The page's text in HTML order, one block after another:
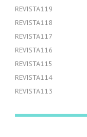
REVISTA119
REVISTA118
REVISTA117
REVISTA116
REVISTA115
REVISTA114
REVISTA113